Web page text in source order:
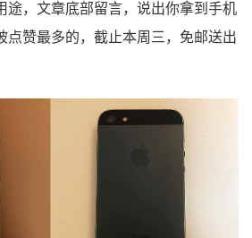
途，文章底部留言，说出你拿到手机
点赞最多的，截止本周三，免邮送出